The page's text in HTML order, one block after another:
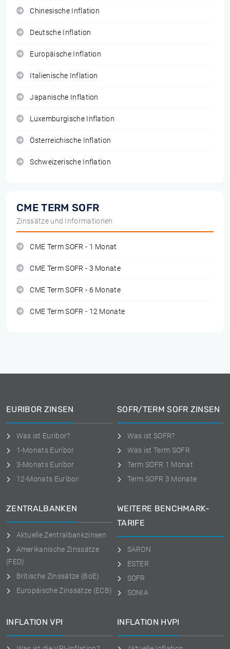
Chinesische Inflation
Deutsche Inflation
Europäische Inflation
Italienische Inflation
Japanische Inflation
Luxemburgische Inflation
Österreichische Inflation
Schweizerische Inflation
CME TERM SOFR
Zinssätze und Informationen
CME Term SOFR - 1 Monat
CME Term SOFR - 3 Monate
CME Term SOFR - 6 Monate
CME Term SOFR - 12 Monate
EURIBOR ZINSEN
Was ist Euribor?
1-Monats Euribor
3-Monats Euribor
12-Monats Euribor
SOFR/TERM SOFR ZINSEN
Was ist SOFR?
Was ist Term SOFR
Term SOFR 1 Monat
Term SOFR 3 Monate
ZENTRALBANKEN
Aktuelle Zentralbankzinsen
Amerikanische Zinssätze
(FED)
Britische Zinssätze (BoE)
Europäische Zinssätze (ECB)
WEITERE BENCHMARK-
TARIFE
SARON
ESTER
SOFR
SONIA
INFLATION VPI INFLATION HVPI